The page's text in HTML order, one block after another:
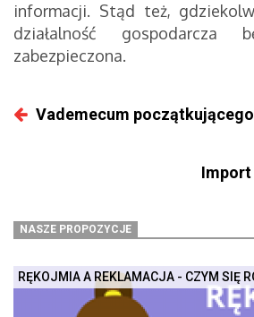
informacji. Stąd też,
działalność
zabezpieczona.
Vademecum
Import
NASZE PROPOZYCJE
RĘKOJMIA A REKLAMACJA - CZYM SIĘ